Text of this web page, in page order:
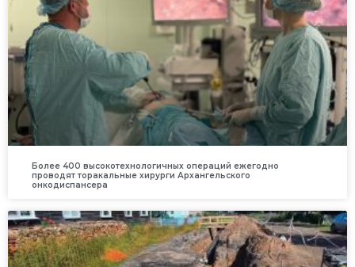
Более 400 высокотехнологичных операций ежегодно
проводят торакальные хирурги Архангельского
онкодиспансера